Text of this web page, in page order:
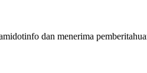
dan menerima